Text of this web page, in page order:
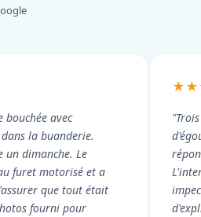
avec
la buanderie.
un dimanche. Le
furet motorisé et a
que tout était
fourni pour